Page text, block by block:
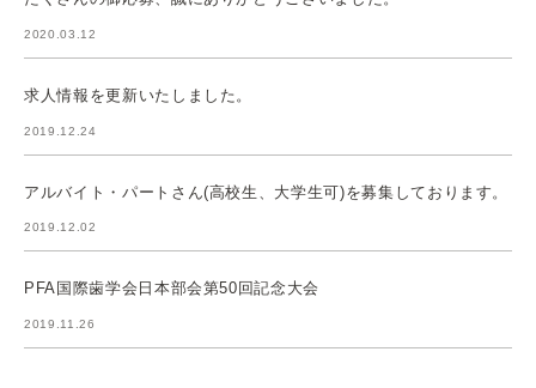
2020.03.12
求人情報を更新いたしました。
2019.12.24
アルバイト・パートさん(高校生、大学生可)を募集しております。
2019.12.02
PFA国際歯学会日本部会第50回記念大会
2019.11.26